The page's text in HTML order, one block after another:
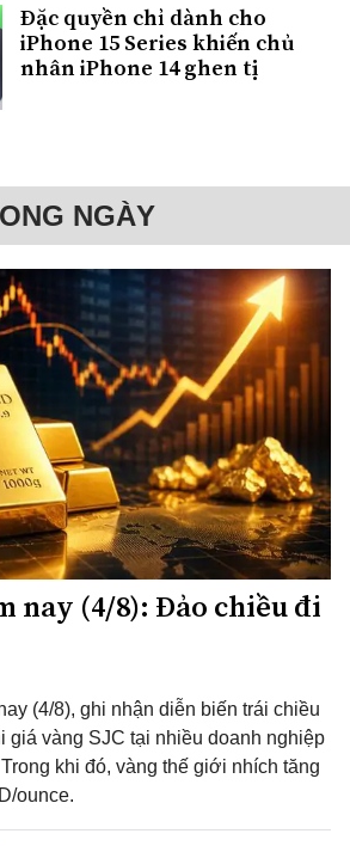
Đặc quyền chỉ dành cho
iPhone 15 Series khiến chủ
nhân iPhone 14 ghen tị
NGÀY
nay (4/8): Đảo chiều đi
(4/8), ghi nhận diễn biến trái chiều
giá vàng SJC tại nhiều doanh nghiệp
khi đó, vàng thế giới nhích tăng
ounce.